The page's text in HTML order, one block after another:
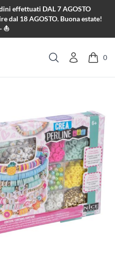
effettuati DAL 7 AGOSTO
dal 18 AGOSTO. Buona estate!
- ⛵
Cerca
0